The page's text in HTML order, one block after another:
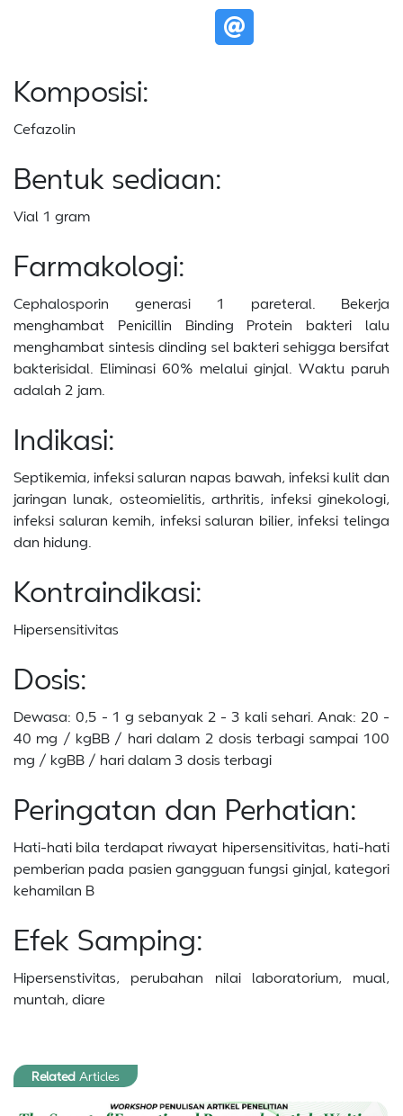
Komposisi:
Cefazolin
Bentuk sediaan:
Vial 1 gram
Farmakologi:
Cephalosporin generasi 1 pareteral. Bekerja
menghambat Penicillin Binding Protein bakteri lalu
menghambat sintesis dinding sel bakteri sehigga bersifat
bakterisidal. Eliminasi 60% melalui ginjal. Waktu paruh
adalah 2 jam.
Indikasi:
Septikemia, infeksi saluran napas bawah, infeksi kulit dan
jaringan lunak, osteomielitis, arthritis, infeksi ginekologi,
infeksi saluran kemih, infeksi saluran bilier, infeksi telinga
dan hidung.
Kontraindikasi:
Hipersensitivitas
Dosis:
Dewasa: 0,5 - 1 g sebanyak 2 - 3 kali sehari. Anak: 20 -
40 mg / kgBB / hari dalam 2 dosis terbagi sampai 100
mg / kgBB / hari dalam 3 dosis terbagi
Peringatan dan Perhatian:
Hati-hati bila terdapat riwayat hipersensitivitas, hati-hati
pemberian pada pasien gangguan fungsi ginjal, kategori
kehamilan B
Efek Samping:
Hipersenstivitas, perubahan nilai laboratorium, mual,
muntah, diare
Related Articles